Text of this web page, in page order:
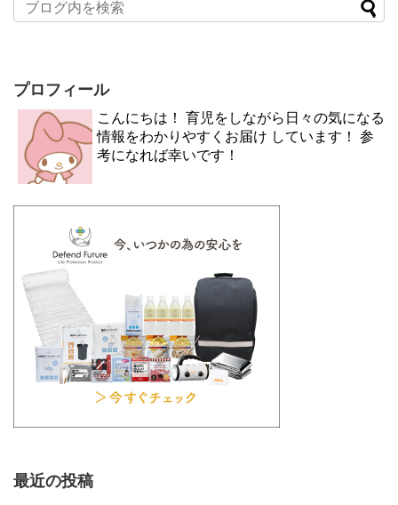
プロフィール
こんにちは！ 育児をしながら日々の気になる
情報をわかりやすくお届け しています！ 参
考になれば幸いです！
最近の投稿